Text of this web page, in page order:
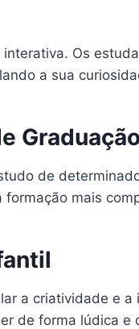
Os
a sua
Graduação
de
mais
a criatividade e a
de forma lúdica e